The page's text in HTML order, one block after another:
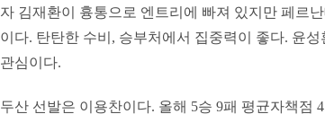
자 김재환이 흉통으로 엔트리에 빠져 있지만 페르
이다. 탄탄한 수비, 승부처에서 집중력이 좋다. 윤
관심이다.
두산 선발은 이용찬이다. 올해 5승 9패 평균자책점